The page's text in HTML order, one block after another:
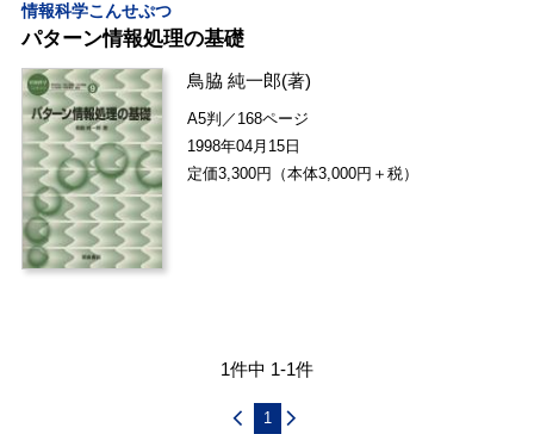
情報科学こんせぷつ
パターン情報処理の基礎
鳥脇 純一郎(著)
A5判／168ページ
1998年04月15日
定価3,300円（本体3,000円＋税）
1件中 1-1件
1